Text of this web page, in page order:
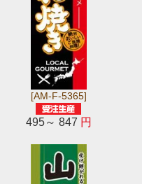
[AM-F-5365]
495～ 847 円